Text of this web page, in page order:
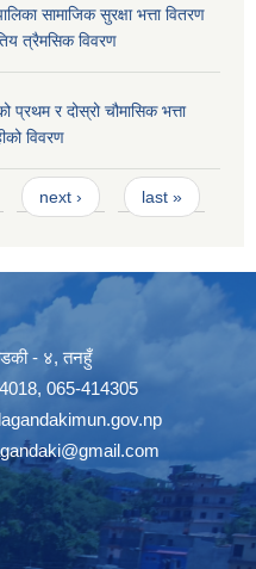
सामाजिक सुरक्षा भत्ता वितरण
त्रैमसिक विवरण
र दोस्रो चौमासिक भत्ता
विवरण
next › last »
- ४, तनहुँ
, 065-414305